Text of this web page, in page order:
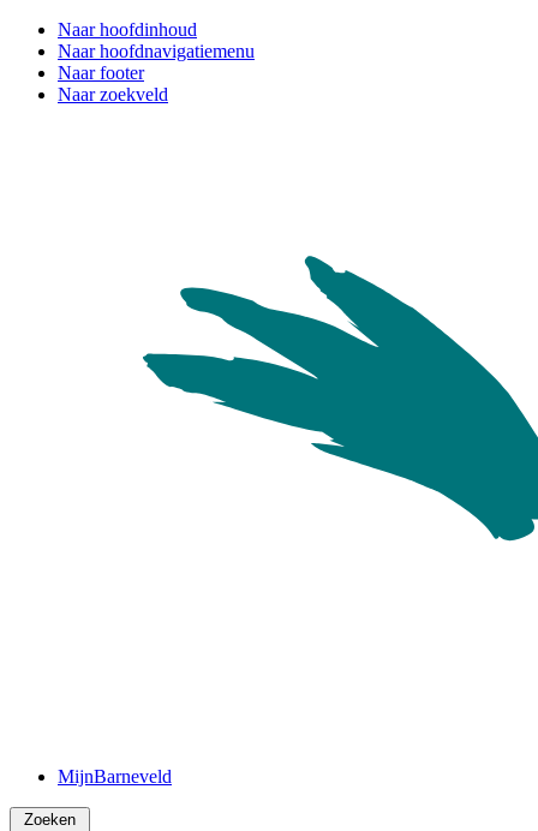
Naar hoofdinhoud
Naar hoofdnavigatiemenu
Naar footer
Naar zoekveld
MijnBarneveld
Zoeken